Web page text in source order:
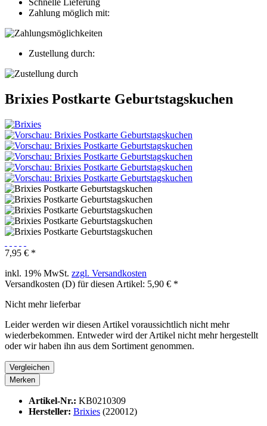
Schnelle Lieferung
Zahlung möglich mit:
Zustellung durch:
Brixies Postkarte Geburtstagskuchen
7,95 € *
inkl. 19% MwSt. zzgl. Versandkosten
Versandkosten (D) für diesen Artikel: 5,90 € *
Nicht mehr lieferbar
Leider werden wir diesen Artikel voraussichtlich nicht mehr
wiederbekommen. Entweder wird der Artikel nicht mehr hergestellt
oder wir haben ihn aus dem Sortiment genommen.
Vergleichen
Merken
Artikel-Nr.: KB0210309
Hersteller: Brixies (220012)